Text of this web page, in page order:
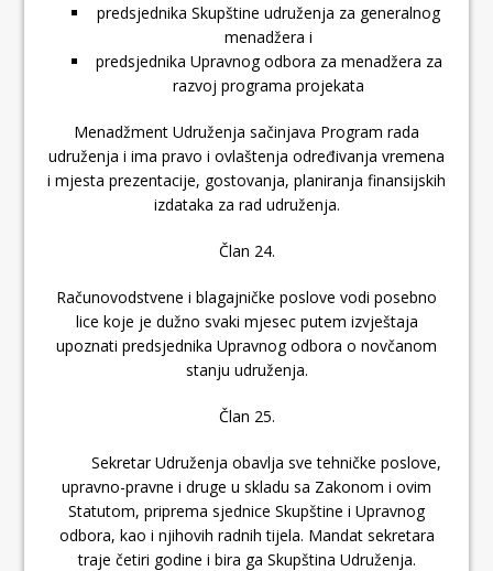
predsjednika Skupštine udruženja za generalnog
menadžera i
predsjednika Upravnog odbora za menadžera za
razvoj programa projekata
Menadžment Udruženja sačinjava Program rada
udruženja i ima pravo i ovlaštenja određivanja vremena
i mjesta prezentacije, gostovanja, planiranja finansijskih
izdataka za rad udruženja.
Član 24.
Računovodstvene i blagajničke poslove vodi posebno
lice koje je dužno svaki mjesec putem izvještaja
upoznati predsjednika Upravnog odbora o novčanom
stanju udruženja.
Član 25.
Sekretar Udruženja obavlja sve tehničke poslove,
upravno-pravne i druge u skladu sa Zakonom i ovim
Statutom, priprema sjednice Skupštine i Upravnog
odbora, kao i njihovih radnih tijela. Mandat sekretara
traje četiri godine i bira ga Skupština Udruženja.